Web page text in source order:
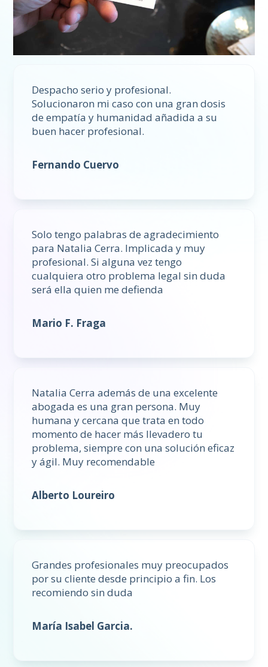
Despacho serio y profesional.
Solucionaron mi caso con una gran dosis
de empatía y humanidad añadida a su
buen hacer profesional.
Fernando Cuervo
Solo tengo palabras de agradecimiento
para Natalia Cerra. Implicada y muy
profesional. Si alguna vez tengo
cualquiera otro problema legal sin duda
será ella quien me defienda
Mario F. Fraga
Natalia Cerra además de una excelente
abogada es una gran persona. Muy
humana y cercana que trata en todo
momento de hacer más llevadero tu
problema, siempre con una solución eficaz
y ágil. Muy recomendable
Alberto Loureiro
Grandes profesionales muy preocupados
por su cliente desde principio a fin. Los
recomiendo sin duda
María Isabel Garcia.